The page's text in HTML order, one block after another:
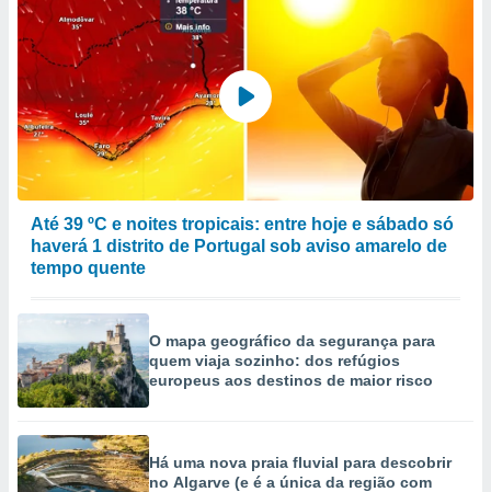
Até 39 ºC e noites tropicais: entre hoje e sábado só
haverá 1 distrito de Portugal sob aviso amarelo de
tempo quente
O mapa geográfico da segurança para
quem viaja sozinho: dos refúgios
europeus aos destinos de maior risco
Há uma nova praia fluvial para descobrir
no Algarve (e é a única da região com